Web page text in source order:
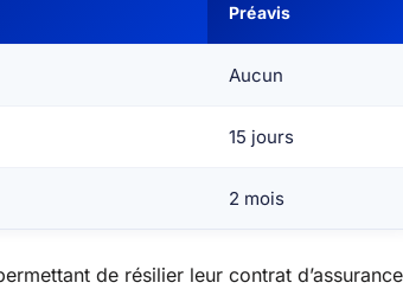
Préavis
Aucun
15 jours
2 mois
de résilier leur contrat d’assurance